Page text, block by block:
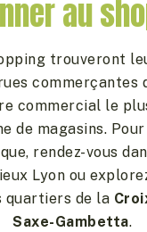
au
trouveront
commerçantes
commercial le
de magasins.
rendez-vous
Lyon ou
quartiers de la
Saxe-Gambetta.